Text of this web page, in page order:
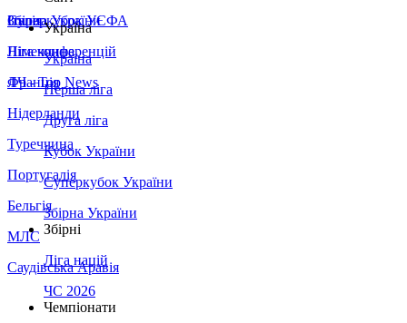
Збірна України
Італія
Німеччина
Франція
Нідерланди
Туреччина
Португалія
Бельгія
МЛС
Саудівська Аравія
Суперкубок УЄФА
Ліга конференцій
ЛЧ - Top News
Україна
Україна
Перша ліга
Друга ліга
Кубок України
Суперкубок України
Збірна України
Збірні
Ліга націй
ЧС 2026
Чемпіонати